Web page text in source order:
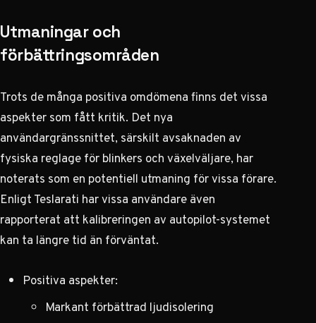
Utmaningar och
förbättringsområden
Trots de många positiva omdömena finns det vissa
aspekter som fått kritik. Det nya
användargränssnittet, särskilt avsaknaden av
fysiska reglage för blinkers och växelväljare, har
noterats som en potentiell utmaning för vissa förare.
EnligtTeslarati har vissa användare även
rapporterat att kalibreringen av autopilot-systemet
kan ta längre tid än förväntat.
Positiva aspekter:
Markant förbättrad ljudisolering